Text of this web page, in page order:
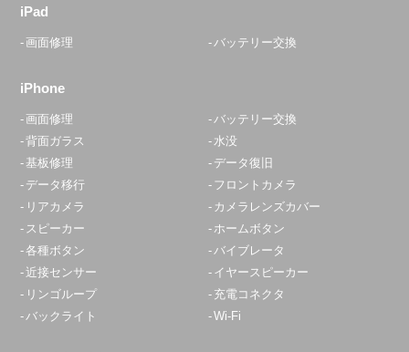
iPad
画面修理 バッテリー交換
iPhone
画面修理
バッテリー交換
背面ガラス
水没
基板修理
データ復旧
データ移行
フロントカメラ
リアカメラ
カメラレンズカバー
スピーカー
ホームボタン
各種ボタン
バイブレータ
近接センサー
イヤースピーカー
リンゴループ
充電コネクタ
バックライト
Wi-Fi